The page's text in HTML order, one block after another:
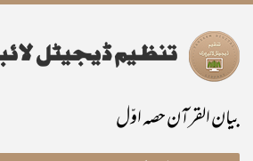
بیان القرآن حصہ اوّل